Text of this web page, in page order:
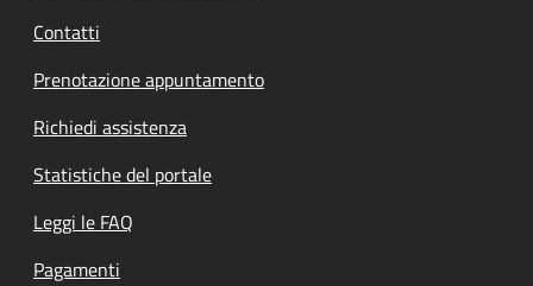
Contatti
Prenotazione appuntamento
Richiedi assistenza
Statistiche del portale
Leggi le FAQ
Pagamenti